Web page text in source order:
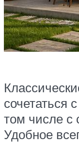
сочетаться
том числе с
Удобное